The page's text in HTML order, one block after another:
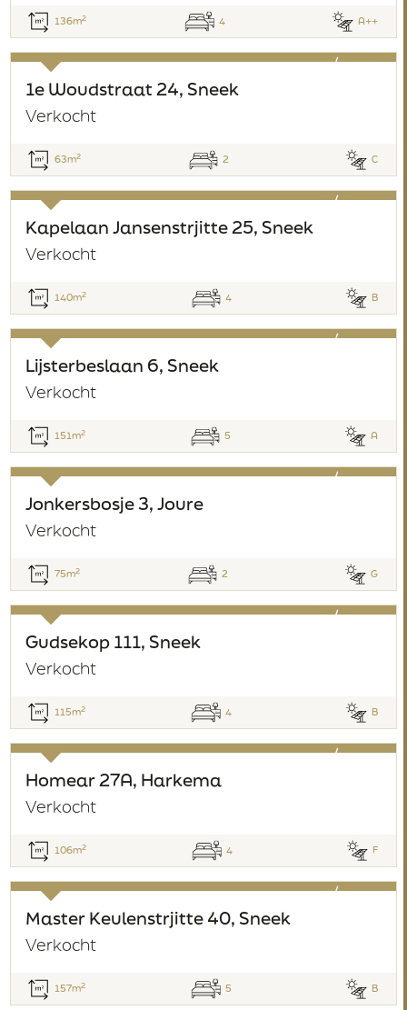
136m2 4 A++
verkocht
1e Woudstraat 24, Sneek
Verkocht
63m2 2 C
verkocht
Kapelaan Jansenstrjitte 25, Sneek
Verkocht
140m2 4 B
verkocht
Lijsterbeslaan 6, Sneek
Verkocht
151m2 5 A
verkocht
Jonkersbosje 3, Joure
Verkocht
75m2 2 G
verkocht
Gudsekop 111, Sneek
Verkocht
115m2 4 B
verkocht
Homear 27A, Harkema
Verkocht
106m2 4 F
verkocht
Master Keulenstrjitte 40, Sneek
Verkocht
157m2 5 B